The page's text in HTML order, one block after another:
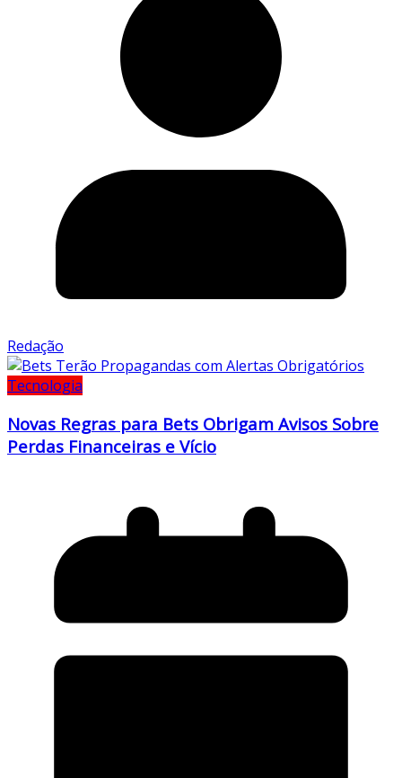
Redação
Tecnologia
Novas Regras para Bets Obrigam Avisos Sobre
Perdas Financeiras e Vício